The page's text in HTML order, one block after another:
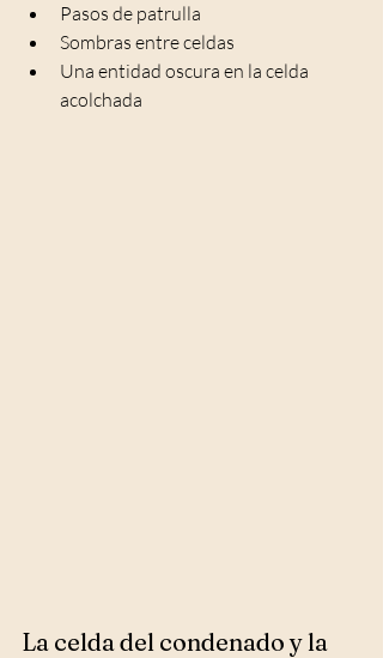
Pasos de patrulla
Sombras entre celdas
Una entidad oscura en la celda
acolchada
La celda del condenado y la